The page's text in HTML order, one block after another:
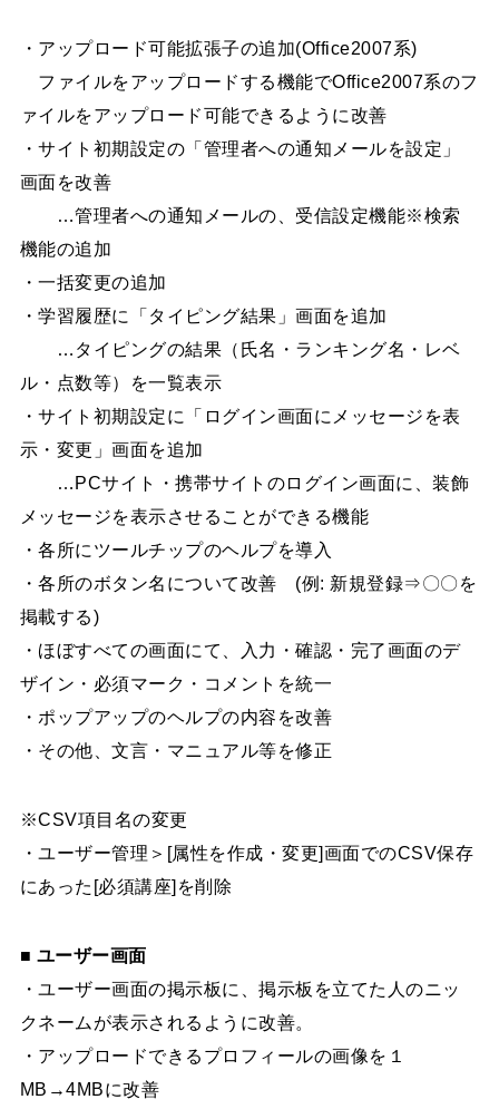
・アップロード可能拡張子の追加(Office2007系)
ファイルをアップロードする機能でOffice2007系のフ
ァイルをアップロード可能できるように改善
・サイト初期設定の「管理者への通知メールを設定」
画面を改善
…管理者への通知メールの、受信設定機能※検索
機能の追加
・一括変更の追加
・学習履歴に「タイピング結果」画面を追加
…タイピングの結果（氏名・ランキング名・レベ
ル・点数等）を一覧表示
・サイト初期設定に「ログイン画面にメッセージを表
示・変更」画面を追加
…PCサイト・携帯サイトのログイン画面に、装飾
メッセージを表示させることができる機能
・各所にツールチップのヘルプを導入
・各所のボタン名について改善 (例: 新規登録⇒〇〇を
掲載する)
・ほぼすべての画面にて、入力・確認・完了画面のデ
ザイン・必須マーク・コメントを統一
・ポップアップのヘルプの内容を改善
・その他、文言・マニュアル等を修正
※CSV項目名の変更
・ユーザー管理＞[属性を作成・変更]画面でのCSV保存
にあった[必須講座]を削除
■ ユーザー画面
・ユーザー画面の掲示板に、掲示板を立てた人のニッ
クネームが表示されるように改善。
・アップロードできるプロフィールの画像を１
MB→4MBに改善